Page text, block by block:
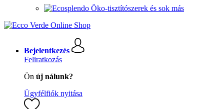
Öko-tisztítószerek és sok más
Bejelentkezés
Feliratkozás
Ön új nálunk?
Ügyfélfiók nyitása